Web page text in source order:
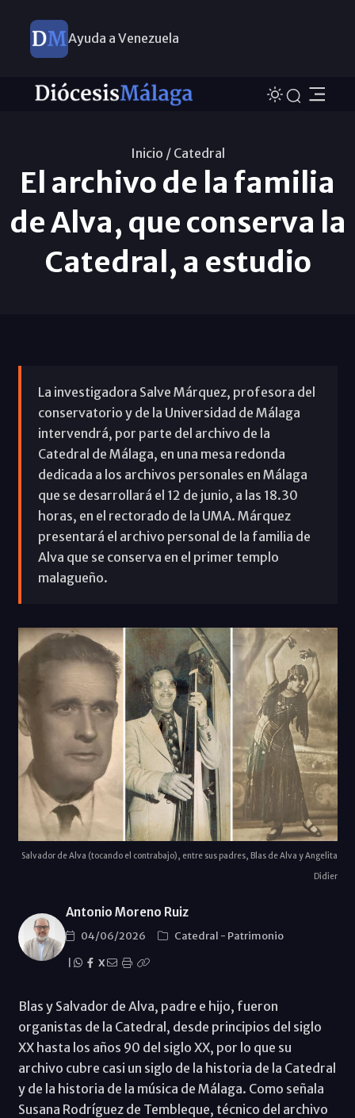
Ayuda a Venezuela
Inicio / Catedral
El archivo de la familia
de Alva, que conserva la
Catedral, a estudio
La investigadora Salve Márquez, profesora del
conservatorio y de la Universidad de Málaga
intervendrá, por parte del archivo de la
Catedral de Málaga, en una mesa redonda
dedicada a los archivos personales en Málaga
que se desarrollará el 12 de junio, a las 18.30
horas, en el rectorado de la UMA. Márquez
presentará el archivo personal de la familia de
Alva que se conserva en el primer templo
malagueño.
Salvador de Alva (tocando el contrabajo), entre sus padres, Blas de Alva y Angelita
Didier
Antonio Moreno Ruiz
04/06/2026 Catedral - Patrimonio
X
Blas y Salvador de Alva, padre e hijo, fueron
organistas de la Catedral, desde principios del siglo
XX hasta los años 90 del siglo XX, por lo que su
archivo cubre casi un siglo de la historia de la Catedral
y de la historia de la música de Málaga. Como señala
Susana Rodríguez de Tembleque, técnico del archivo